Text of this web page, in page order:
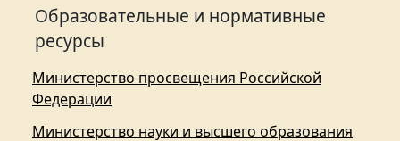
Образовательные и нормативные
ресурсы
Министерство просвещения Российской
Федерации
Министерство науки и высшего образования